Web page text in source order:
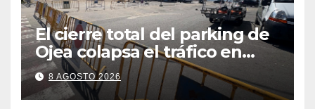
El cierre total del parking de
Ojea colapsa el tráfico en
Cangas
8 AGOSTO 2026